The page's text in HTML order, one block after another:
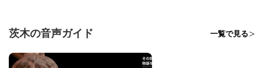
茨木の音声ガイド 一覧で見る